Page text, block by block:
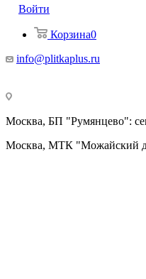
Войти
Корзина0
info@plitkaplus.ru
Москва, БП "Румянцево":
Москва, МТК "Можайский